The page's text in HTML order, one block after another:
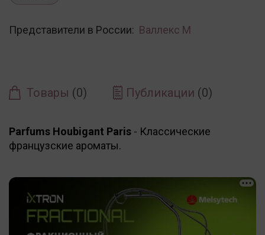
Представители в России: Валлекс М
Товары (0) Публикации (0)
Parfums Houbigant Paris - Классические
французские ароматы.